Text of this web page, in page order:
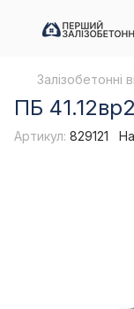
Залізобетонні
ПБ 41.12вр2
Артикул: 829121